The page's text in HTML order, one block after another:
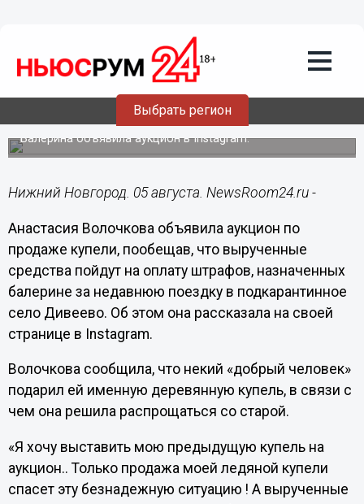
Выбрать регион
05.08.202018:38
Волочкова продает купель ради
оплаты «дивеевских» штрафов
Балерина объявила аукцион в Instagram.
Нижний Новгород. 05 августа. NewsRoom24.ru -
Анастасия Волочкова объявила аукцион по
продаже купели, пообещав, что вырученные
средства пойдут на оплату штрафов, назначенных
балерине за недавнюю поездку в подкарантинное
село Дивеево. Об этом она рассказала на своей
странице в Instagram.
Волочкова сообщила, что некий «добрый человек»
подарил ей именную деревянную купель, в связи с
чем она решила распрощаться со старой.
«Я хочу выставить мою предыдущую купель на
аукцион.. Только продажа моей ледяной купели
спасет эту безнадежную ситуацию ! А вырученные